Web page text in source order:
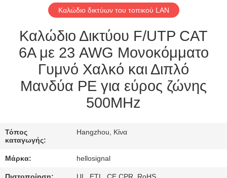
ΕΠΑΦΉ
ΜΕ
ΖΗΤΉΣΤΕ
SITEMAP
Καλώδιο δικτύων του τοπικού LAN
Καλώδιο Δικτύου F/UTP CAT
6A με 23 AWG Μονοκόμματο
Γυμνό Χαλκό και Διπλό
Μανδύα PE για εύρος ζώνης
500MHz
Τόπος
καταγωγής:
Hangzhou, Κίνα
Μάρκα: hellosignal